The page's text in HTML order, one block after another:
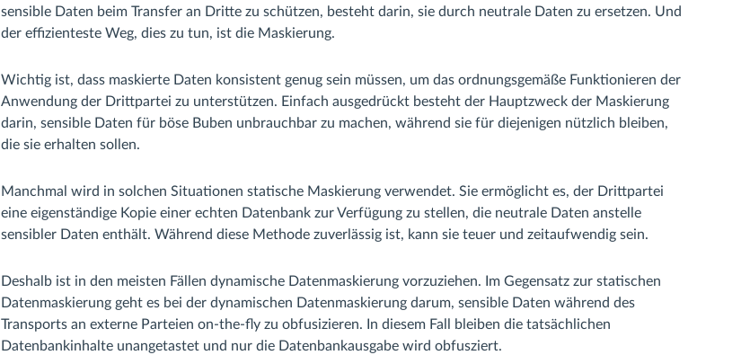
sensible Daten beim Transfer an Dritte zu schützen, besteht darin, sie durch neutrale Daten zu ersetzen. Und
der effizienteste Weg, dies zu tun, ist die Maskierung.
Wichtig ist, dass maskierte Daten konsistent genug sein müssen, um das ordnungsgemäße Funktionieren der
Anwendung der Drittpartei zu unterstützen. Einfach ausgedrückt besteht der Hauptzweck der Maskierung
darin, sensible Daten für böse Buben unbrauchbar zu machen, während sie für diejenigen nützlich bleiben,
die sie erhalten sollen.
Manchmal wird in solchen Situationen statische Maskierung verwendet. Sie ermöglicht es, der Drittpartei
eine eigenständige Kopie einer echten Datenbank zur Verfügung zu stellen, die neutrale Daten anstelle
sensibler Daten enthält. Während diese Methode zuverlässig ist, kann sie teuer und zeitaufwendig sein.
Deshalb ist in den meisten Fällen dynamische Datenmaskierung vorzuziehen. Im Gegensatz zur statischen
Datenmaskierung geht es bei der dynamischen Datenmaskierung darum, sensible Daten während des
Transports an externe Parteien on-the-fly zu obfusizieren. In diesem Fall bleiben die tatsächlichen
Datenbankinhalte unangetastet und nur die Datenbankausgabe wird obfusziert.